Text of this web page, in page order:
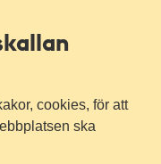
cookies, för att
ska